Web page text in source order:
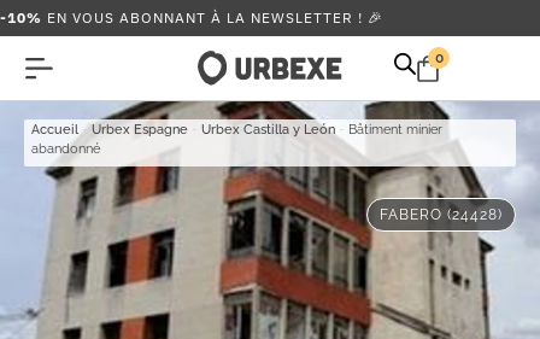
-10% EN VOUS ABONNANT À LA NEWSLETTER ! 🎉
0
Accueil - Urbex Espagne - Urbex Castilla y León - Bâtiment minier
abandonné
FABERO (24428)